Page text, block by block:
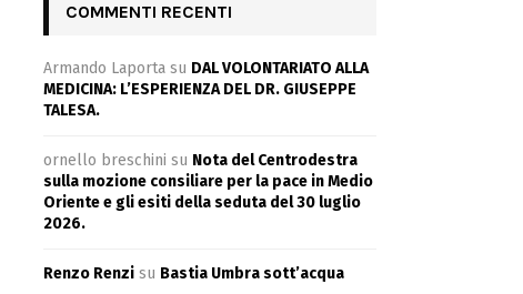
COMMENTI RECENTI
Armando Laporta su DAL VOLONTARIATO ALLA
MEDICINA: L’ESPERIENZA DEL DR. GIUSEPPE
TALESA.
ornello breschini su Nota del Centrodestra
sulla mozione consiliare per la pace in Medio
Oriente e gli esiti della seduta del 30 luglio
2026.
Renzo Renzi su Bastia Umbra sott’acqua